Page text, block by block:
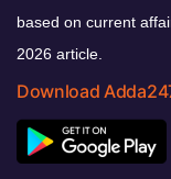
based on current
2026 article.
Download